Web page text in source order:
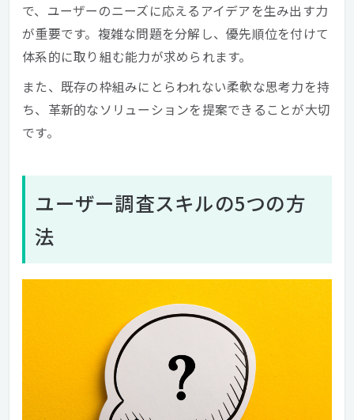
で、ユーザーのニーズに応えるアイデアを生み出す力
が重要です。複雑な問題を分解し、優先順位を付けて
体系的に取り組む能力が求められます。
また、既存の枠組みにとらわれない柔軟な思考力を持
ち、革新的なソリューションを提案できることが大切
です。
ユーザー調査スキルの5つの方
法